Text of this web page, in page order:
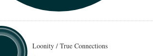
Loonity / True Connections